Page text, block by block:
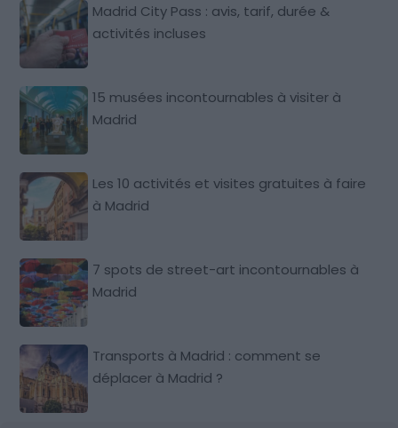
Madrid City Pass : avis, tarif, durée &
activités incluses
15 musées incontournables à visiter à
Madrid
Les 10 activités et visites gratuites à faire
à Madrid
7 spots de street-art incontournables à
Madrid
Transports à Madrid : comment se
déplacer à Madrid ?